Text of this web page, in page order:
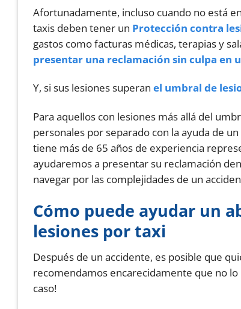
Afortunadamente, incluso cuando no está
taxis deben tener un Protección contra
gastos como facturas médicas, terapias y
presentar una reclamación sin culpa en
Y, si sus lesiones superanel umbral de
Para aquellos con lesiones más allá del
personales por separado con la ayuda de
tiene más de 65 años de experiencia
ayudaremos a presentar su reclamación
navegar por las complejidades de un
Cómo puede ayudar un
lesiones por taxi
Después de un accidente, es posible que
recomendamos encarecidamente que no lo
caso!